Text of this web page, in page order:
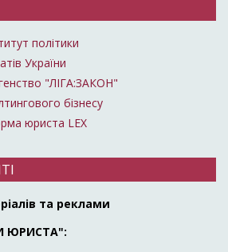
політики
України
"ЛІГА:ЗАКОН"
бізнесу
юриста LEX
та реклами
ЮРИСТА":